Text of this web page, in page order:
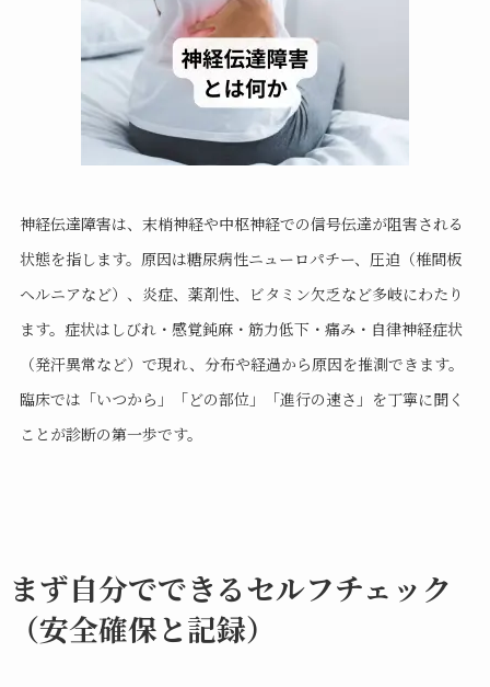
神経伝達障害は、末梢神経や中枢神経での信号伝達が阻害される
状態を指します。原因は糖尿病性ニューロパチー、圧迫（椎間板
ヘルニアなど）、炎症、薬剤性、ビタミン欠乏など多岐にわたり
ます。症状はしびれ・感覚鈍麻・筋力低下・痛み・自律神経症状
（発汗異常など）で現れ、分布や経過から原因を推測できます。
臨床では「いつから」「どの部位」「進行の速さ」を丁寧に聞く
ことが診断の第一歩です。
まず自分でできるセルフチェック
（安全確保と記録）